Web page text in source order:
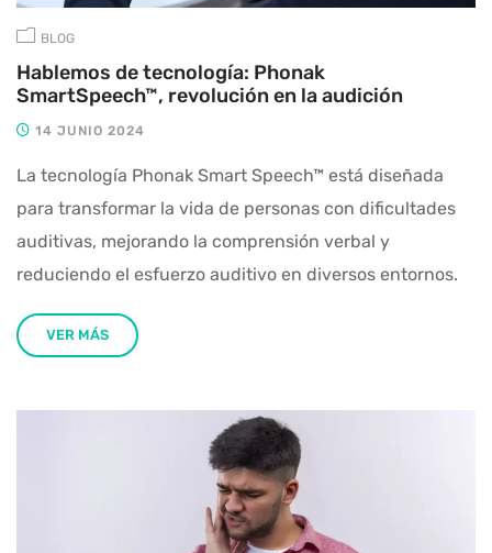
BLOG
Hablemos de tecnología: Phonak
SmartSpeech™, revolución en la audición
14 JUNIO 2024
La tecnología Phonak Smart Speech™ está diseñada
para transformar la vida de personas con dificultades
auditivas, mejorando la comprensión verbal y
reduciendo el esfuerzo auditivo en diversos entornos.
VER MÁS